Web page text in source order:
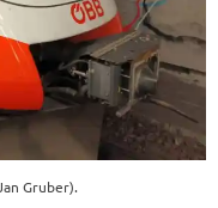
Gruber).